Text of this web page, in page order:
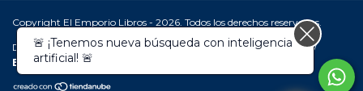
Copyright El Emporio Libros - 2026. Todos los derechos reservados.
Defensa de las y los consumidores. Para reclamos ingresá acá. /
Botón de arrepentimiento